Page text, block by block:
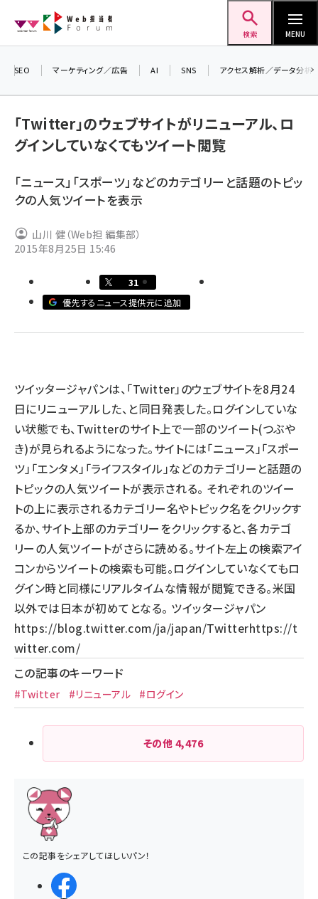
ン
検索 MENU
ai (2811)
note (2315)
z世代 (1623)
SEO マーケティング／広告 AI SNS アクセス解析／データ分析
「Twitter」のウェブサイトがリニューアル、ロ
グインしていなくてもツイート閲覧
「ニュース」「スポーツ」などのカテゴリーと話題のトピッ
クの人気ツイートを表示
山川 健（Web担 編集部）
2015年8月25日 15:46
31
優先するニュース提供元に追加
ツイッタージャパンは、「Twitter」のウェブサイトを8月24
日にリニューアルした、と同日発表した。ログインしていな
い状態でも、Twitterのサイト上で一部のツイート(つぶや
き)が見られるようになった。サイトには「ニュース」「スポー
ツ」「エンタメ」「ライフスタイル」などのカテゴリーと話題の
トピックの人気ツイートが表示される。 それぞれのツイー
トの上に表示されるカテゴリー名やトピック名をクリックす
るか、サイト上部のカテゴリーをクリックすると、各カテゴ
リーの人気ツイートがさらに読める。サイト左上の検索アイ
コンからツイートの検索も可能。ログインしていなくてもロ
グイン時と同様にリアルタイムな情報が閲覧できる。米国
以外では日本が初めてとなる。 ツイッタージャパン
https://blog.twitter.com/ja/japan/Twitterhttps://t
witter.com/
この記事のキーワード
#Twitter #リニューアル #ログイン
その他 4,476
この記事をシェアしてほしいパン！